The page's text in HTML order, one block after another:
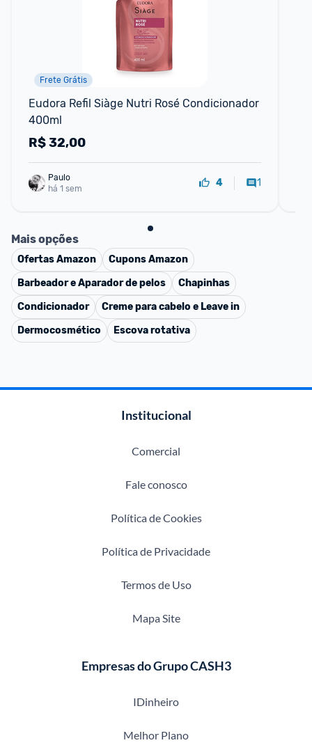
Frete Grátis
Eudora Refil Siàge Nutri Rosé Condicionador
400ml
R$32,00
Paulo
há 1 sem
4 1
Mais opções
OfertasAmazon CuponsAmazon
Barbeador e Aparador de pelos
Chapinhas
Condicionador
Creme para cabelo e Leave in
Dermocosmético
Escova rotativa
Institucional
Comercial
Fale conosco
Política de Cookies
Política de Privacidade
Termos de Uso
Mapa Site
Empresas do Grupo CASH3
IDinheiro
Melhor Plano